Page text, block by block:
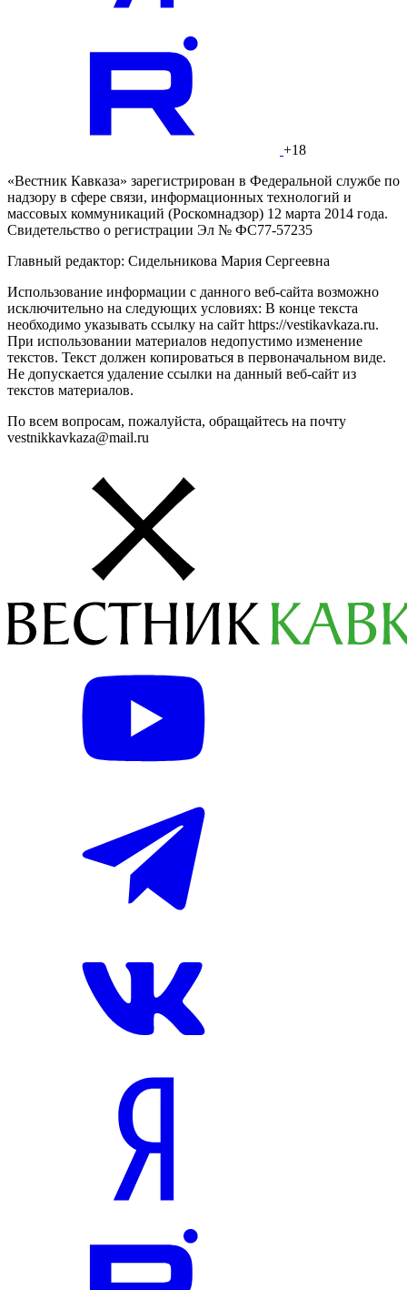
+18
«Вестник Кавказа» зарегистрирован в Федеральной службе по
надзору в сфере связи, информационных технологий и
массовых коммуникаций (Роскомнадзор) 12 марта 2014 года.
Свидетельство о регистрации Эл № ФС77-57235
Главный редактор: Сидельникова Мария Сергеевна
Использование информации с данного веб-сайта возможно
исключительно на следующих условиях: В конце текста
необходимо указывать ссылку на сайт https://vestikavkaza.ru.
При использовании материалов недопустимо изменение
текстов. Текст должен копироваться в первоначальном виде.
Не допускается удаление ссылки на данный веб-сайт из
текстов материалов.
По всем вопросам, пожалуйста, обращайтесь на почту
vestnikkavkaza@mail.ru